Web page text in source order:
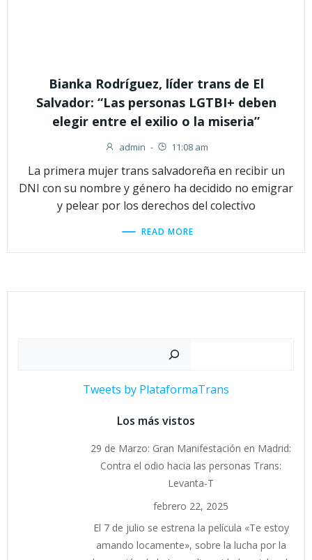
Bianka Rodríguez, líder trans de El
Salvador: “Las personas LGTBI+ deben
elegir entre el exilio o la miseria”
admin - 11:08 am
La primera mujer trans salvadoreña en recibir un
DNI con su nombre y género ha decidido no emigrar
y pelear por los derechos del colectivo
READ MORE
Tweets by PlataformaTrans
Los más vistos
29 de Marzo: Gran Manifestación en Madrid:
Contra el odio hacia las personas Trans:
Levanta-T
febrero 22, 2025
El 7 de julio se estrena la película «Te estoy
amando locamente», sobre la lucha por la